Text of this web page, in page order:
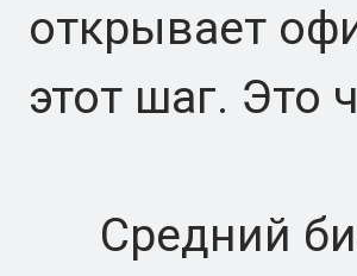
открывает
этот шаг. Это
Средний